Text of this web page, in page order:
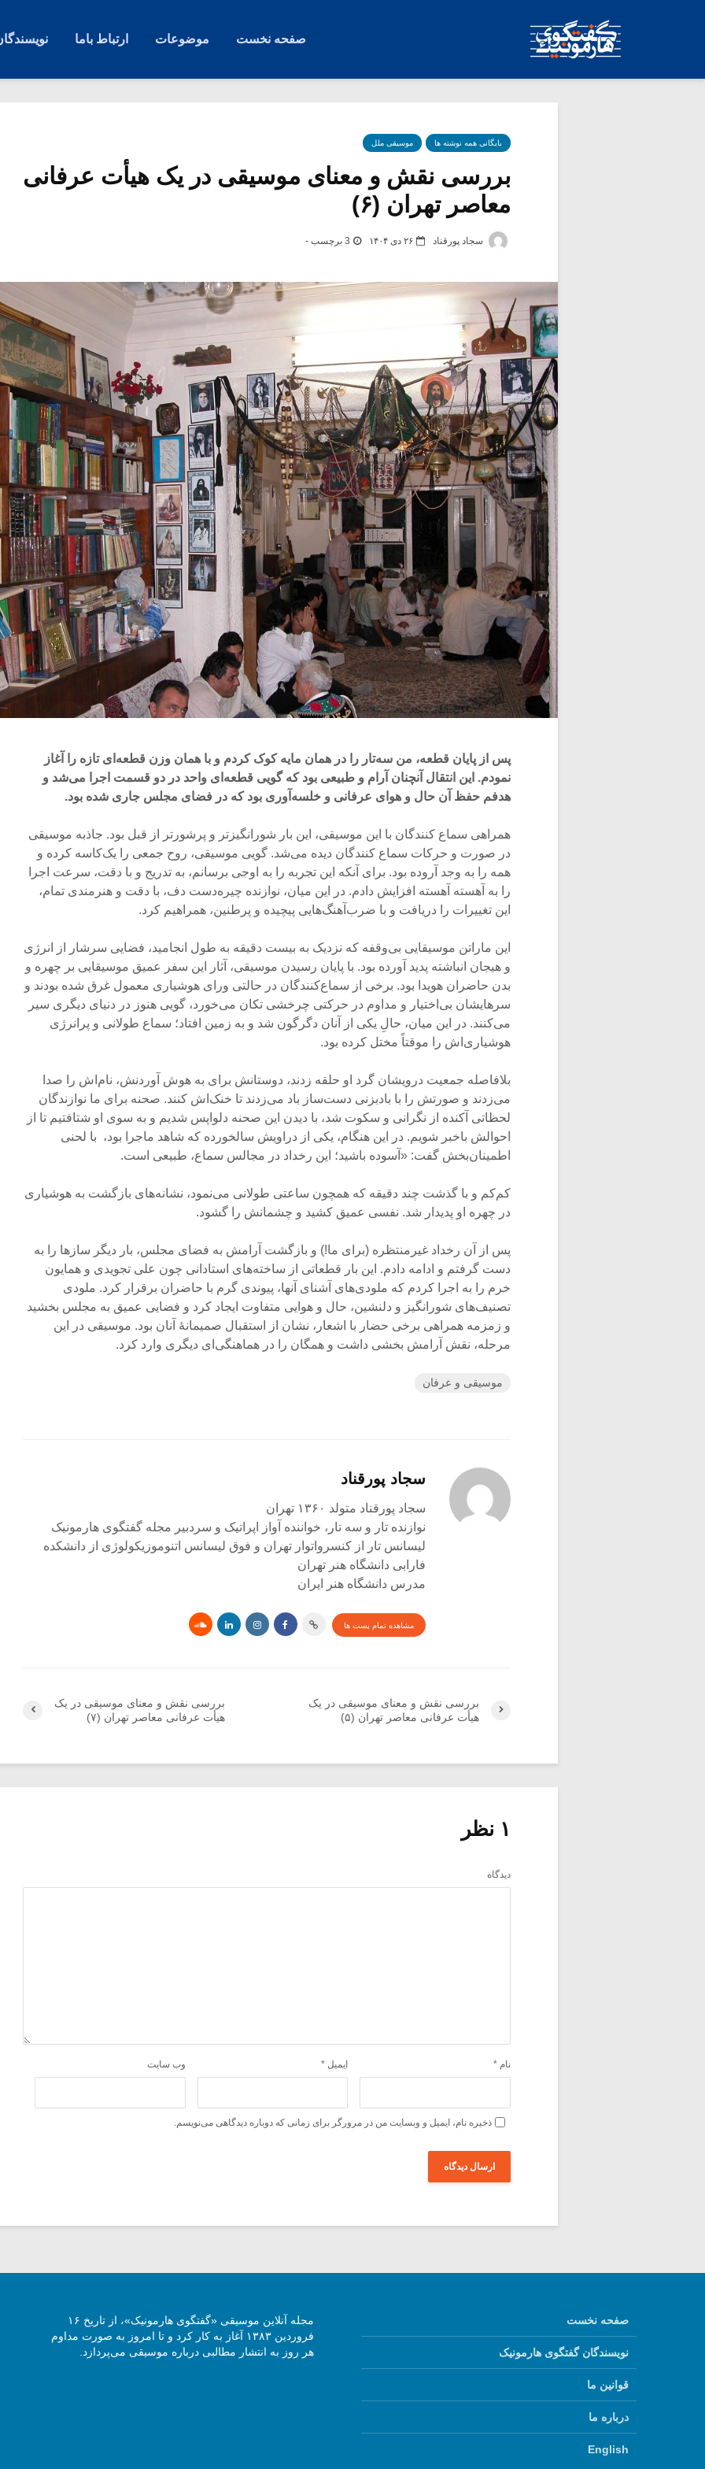
صفحه نخست موضوعات ارتباط باما
بایگانی همه نوشته ها موسیقی ملل
بررسی نقش و معنای موسیقی در یک هیأت عرفانی
معاصر تهران (۶)
سجاد پورقناد ۲۶ دی ۱۴۰۴ 3 برچسب -
پس از پایان قطعه، من سه‌تار را در همان مایه کوک کردم و با همان وزن قطعه‌ای تازه‌ را آغاز
نمودم. این انتقال آنچنان آرام و طبیعی بود که گویی قطعه‌ای واحد در دو قسمت اجرا می‌شد و
هدفم حفظ آن حال و هوای عرفانی و خلسه‌آوری بود که در فضای مجلس جاری شده بود.
همراهی سماع کنندگان با این موسیقی، این بار شورانگیزتر و پرشورتر از قبل بود. جاذبه موسیقی
در صورت و حرکات سماع کنندگان دیده می‌شد. گویی موسیقی، روح جمعی را یک‌کاسه کرده و
همه را به وجد آروده بود. برای آنکه این تجربه را به اوجی برسانم، به تدریج و با دقت، سرعت اجرا
را به آهسته آهسته افزایش دادم. در این میان، نوازنده چیره‌دست دف، با دقت و هنرمندی تمام،
این تغییرات را دریافت و با ضرب‌آهنگ‌هایی پیچیده و پرطنین، همراهیم کرد.
این ماراتن موسیقایی بی‌وقفه که نزدیک به بیست دقیقه به طول انجامید، فضایی سرشار از انرژی
و هیجان انباشته پدید آورده بود. با پایان رسیدن موسیقی، آثار این سفر عمیق موسیقایی بر چهره و
بدن حاضران هویدا بود. برخی از سماع‌کنندگان در حالتی ورای هوشیاری معمول غرق شده بودند و
سرهایشان بی‌اختیار و مداوم در حرکتی چرخشی تکان می‌خورد، گویی هنوز در دنیای دیگری سیر
می‌کنند. در این میان، حالِ یکی از آنان دگرگون شد و به زمین افتاد؛ سماع طولانی و پرانرژی
هوشیاری‌اش را موقتاً مختل کرده بود.
بلافاصله جمعیت درویشان گرد او حلقه زدند، دوستانش برای به هوش آوردنش، نام‌اش را صدا
می‌زدند و صورتش را با بادبزنی دست‌ساز باد می‌زدند تا خنک‌اش کنند. صحنه برای ما نوازندگان
لحظاتی آکنده از نگرانی و سکوت شد، با دیدن این صحنه دلواپس شدیم و به سوی او شتافتیم تا از
احوالش باخبر شویم. در این هنگام، یکی از دراویش سالخورده که شاهد ماجرا بود، با لحنی
اطمینان‌بخش گفت: «آسوده باشید؛ این رخداد در مجالس سماع، طبیعی است.
کم‌کم و با گذشت چند دقیقه که همچون ساعتی طولانی می‌نمود، نشانه‌های بازگشت به هوشیاری
در چهره او پدیدار شد. نفسی عمیق کشید و چشمانش را گشود.
پس از آن رخداد غیرمنتظره (برای ما!) و بازگشت آرامش به فضای مجلس، بار دیگر سازها را به
دست گرفتم و ادامه دادم. این بار قطعاتی از ساخته‌های استادانی چون علی تجویدی و همایون
خرم را به اجرا کردم که ملودی‌های آشنای آنها، پیوندی گرم با حاضران برقرار کرد. ملودی
تصنیف‌های شورانگیز و دلنشین، حال و هوایی متفاوت ایجاد کرد و فضایی عمیق به مجلس بخشید
و زمزمه‌ همراهی برخی حضار با اشعار، نشان از استقبال صمیمانۀ آنان بود. موسیقی در این
مرحله، نقش آرامش بخشی داشت و همگان را در هماهنگی‌ای دیگری وارد کرد.
موسیقی و عرفان
سجاد پورقناد
سجاد پورقناد متولد ۱۳۶۰ تهران
نوازنده تار و سه تار، خواننده آواز اپراتیک و سردبیر مجله گفتگوی هارمونیک
لیسانس تار از کنسرواتوار تهران و فوق لیسانس اتنوموزیکولوژی از دانشکده
فارابی دانشگاه هنر تهران
مدرس دانشگاه هنر ایران
مشاهده تمام پست ها
بررسی نقش و معنای موسیقی در یک
هیأت عرفانی معاصر تهران (۷)
بررسی نقش و معنای موسیقی در یک
هیأت عرفانی معاصر تهران (۵)
۱ نظر
دیدگاه
نام * ایمیل * وب‌ سایت
ذخیره نام، ایمیل و وبسایت من در مرورگر برای زمانی که دوباره دیدگاهی می‌نویسم.
صفحه نخست
نویسندگان گفتگوی هارمونیک
قوانین ما
درباره ما
English
مجله آنلاین موسیقی «گفتگوی هارمونیک»، از تاریخ ۱۶
فروردین ۱۳۸۳ آغاز به کار کرد و تا امروز به صورت مداوم
هر روز به انتشار مطالبی درباره موسیقی می‌پردازد.